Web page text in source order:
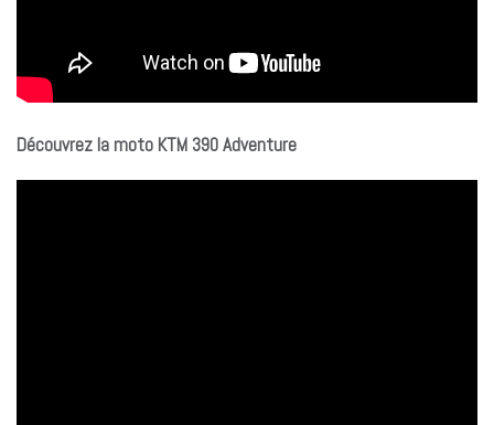
Découvrez la moto KTM 390 Adventure